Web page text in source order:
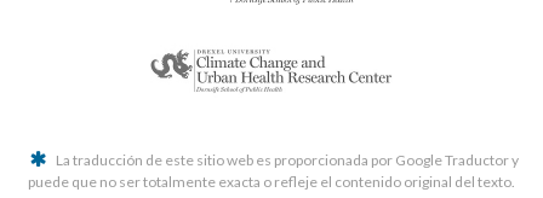
La traducción de este sitio web es proporcionada por Google Traductor y
puede que no ser totalmente exacta o refleje el contenido original del texto.